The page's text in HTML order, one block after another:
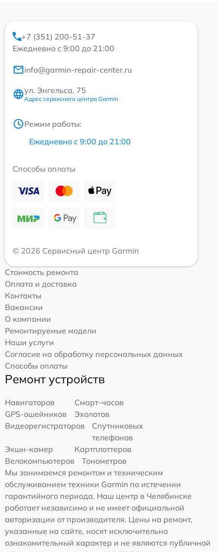
+7 (351) 200-51-37
Ежедневно с 9:00 до 21:00
info@garmin-repair-center.ru
ул. Энгельса, 75
Адрес сервисного центра Garmin
Режим работы:
Ежедневно с 9:00 до 21:00
Способы оплаты
© 2026 Сервисный центр Garmin
Стоимость ремонта
Оплата и доставка
Контакты
Вакансии
О компании
Ремонтируемые модели
Наши услуги
Согласие на обработку персональных данных
Способы оплаты
Ремонт устройств
Навигаторов
Смарт-часов
GPS-ошейников
Эхолотов
Видеорегистраторов
Спутниковых
телефонов
Экшн-камер
Картплоттеров
Велокомпьютеров
Тонометров
Мы занимаемся ремонтом и техническим
обслуживанием техники Garmin по истечении
гарантийного периода. Наш центр в Челябинске
работает независимо и не имеет официальной
авторизации от производителя. Цены на ремонт,
указанные на сайте, носят исключительно
ознакомительный характер и не являются публичной